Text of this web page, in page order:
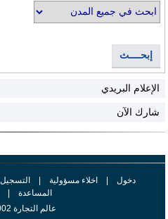
إبحــــث
الإعلام البريدي
شارك الآن
دخول | اخلاء مسؤولية | التسجيل
المساعدة
|
عالم التجارة 2002 - 2026